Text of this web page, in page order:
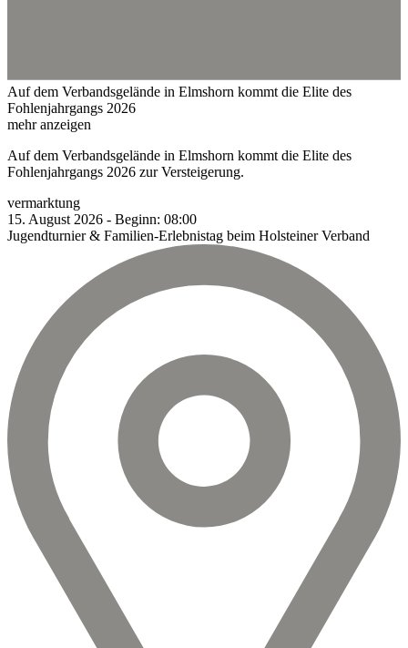
Auf dem Verbandsgelände in Elmshorn kommt die Elite des
Fohlenjahrgangs 2026
mehr anzeigen
Auf dem Verbandsgelände in Elmshorn kommt die Elite des
Fohlenjahrgangs 2026 zur Versteigerung.
vermarktung
15. August 2026 - Beginn: 08:00
Jugendturnier & Familien-Erlebnistag beim Holsteiner Verband